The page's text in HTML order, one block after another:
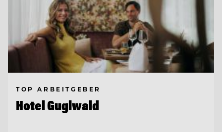
TOP ARBEITGEBER
Hotel Guglwald